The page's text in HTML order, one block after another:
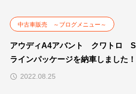
中古車販売 ～ブログメニュー～
アウディA4アバント クワトロ S
ラインパッケージを納車しました！
2022.08.25